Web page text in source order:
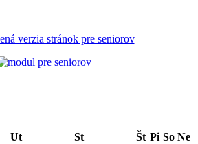
verzia stránok pre seniorov
Ut St Št Pi So Ne